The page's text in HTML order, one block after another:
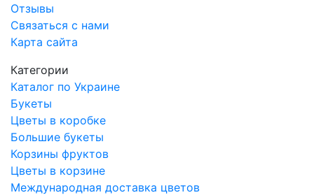
Отзывы
Связаться с нами
Карта сайта
Категории
Каталог по Украине
Букеты
Цветы в коробке
Большие букеты
Корзины фруктов
Цветы в корзине
Международная доставка цветов